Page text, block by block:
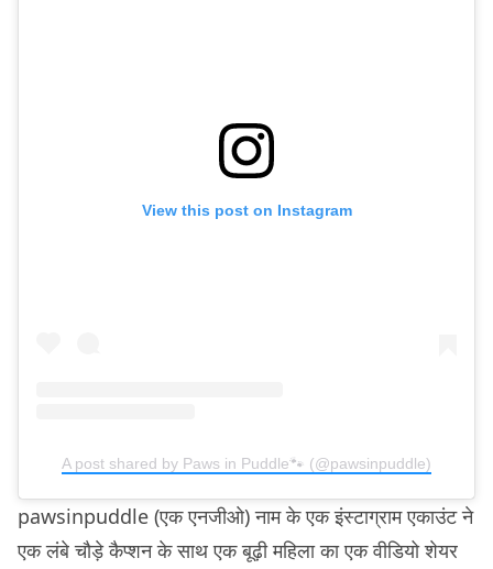
View this post on Instagram
A post shared by Paws in Puddle🐾 (@pawsinpuddle)
pawsinpuddle (एक एनजीओ) नाम के एक इंस्टाग्राम एकाउंट ने
एक लंबे चौड़े कैप्शन के साथ एक बूढ़ी महिला का एक वीडियो शेयर